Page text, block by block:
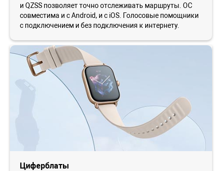
и QZSS позволяет точно отслеживать маршруты. ОС
совместима и с Android, и с iOS. Голосовые помощники
с подключением и без подключения к интернету.
Циферблаты